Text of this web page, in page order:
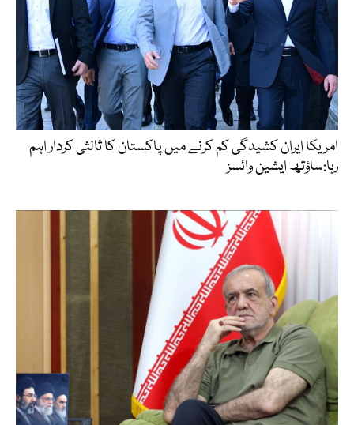
امریکا ایران کشیدگی کم کرنے میں پاکستان کا ثالثی کردار اہم
رہا:ساؤتھ ایشین وائسز